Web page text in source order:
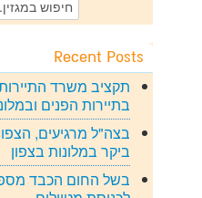
אימייל*
אתר
Recent Posts
תקציב משרד
בתיירות הפנים
בצה"ל מרגיעים,
ביקר במלונות בצפון
בשל החום הכבד